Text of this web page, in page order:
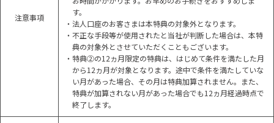
注意事項
す。
・法人口座のお客さまは本特典の対象外となります。
・不正な手段等が使用されたと当社が判断した場合は、本特
典の対象外とさせていただくこともございます。
・特典②の12ヵ月限定の特典は、はじめて条件を満たした月
から12ヵ月が対象となります。途中で条件を満たしていな
い月があった場合、その月は特典加算されません。また、
特典が加算されない月があった場合でも12ヵ月経過時点で
終了します。